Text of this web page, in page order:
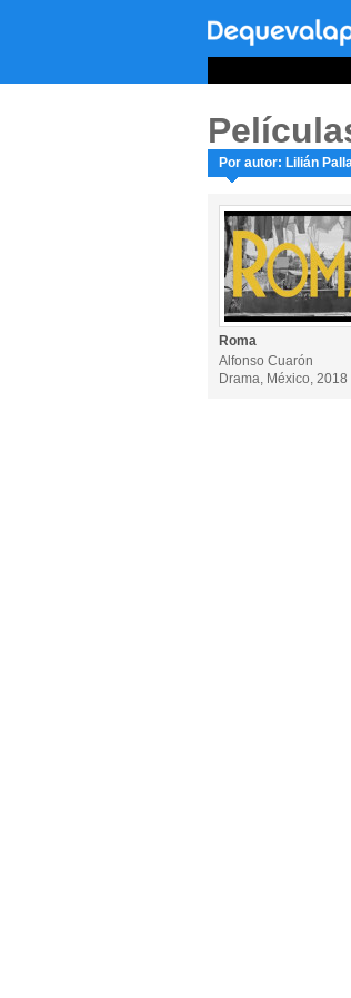
Por autor: Lilián
Roma
Alfonso Cuarón
Drama, México, 2018